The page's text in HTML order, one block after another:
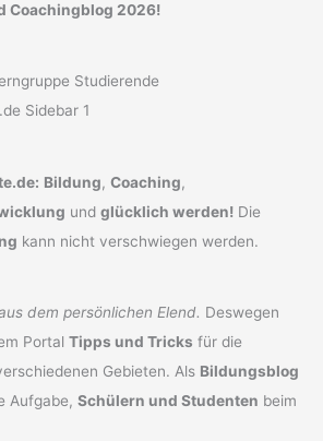
Coachingblog 2026!
Bildung,Coaching,
undglücklich werden! Die
kann nicht verschwiegen werden.
dem persönlichen Elend. Deswegen
PortalTipps und Tricks für die
Gebieten. Als Bildungsblog
Aufgabe,Schülern und Studenten beim